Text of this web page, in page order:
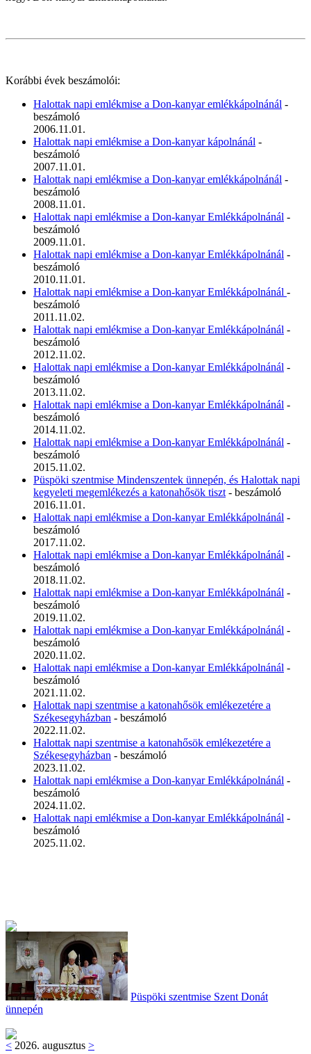
Korábbi évek beszámolói:
Halottak napi emlékmise a Don-kanyar emlékkápolnánál -
beszámoló
2006.11.01.
Halottak napi emlékmise a Don-kanyar kápolnánál -
beszámoló
2007.11.01.
Halottak napi emlékmise a Don-kanyar emlékkápolnánál -
beszámoló
2008.11.01.
Halottak napi emlékmise a Don-kanyar Emlékkápolnánál -
beszámoló
2009.11.01.
Halottak napi emlékmise a Don-kanyar Emlékkápolnánál -
beszámoló
2010.11.01.
Halottak napi emlékmise a Don-kanyar Emlékkápolnánál -
beszámoló
2011.11.02.
Halottak napi emlékmise a Don-kanyar Emlékkápolnánál -
beszámoló
2012.11.02.
Halottak napi emlékmise a Don-kanyar Emlékkápolnánál -
beszámoló
2013.11.02.
Halottak napi emlékmise a Don-kanyar Emlékkápolnánál -
beszámoló
2014.11.02.
Halottak napi emlékmise a Don-kanyar Emlékkápolnánál -
beszámoló
2015.11.02.
Püspöki szentmise Mindenszentek ünnepén, és Halottak napi
kegyeleti megemlékezés a katonahősök tiszt - beszámoló
2016.11.01.
Halottak napi emlékmise a Don-kanyar Emlékkápolnánál -
beszámoló
2017.11.02.
Halottak napi emlékmise a Don-kanyar Emlékkápolnánál -
beszámoló
2018.11.02.
Halottak napi emlékmise a Don-kanyar Emlékkápolnánál -
beszámoló
2019.11.02.
Halottak napi emlékmise a Don-kanyar Emlékkápolnánál -
beszámoló
2020.11.02.
Halottak napi emlékmise a Don-kanyar Emlékkápolnánál -
beszámoló
2021.11.02.
Halottak napi szentmise a katonahősök emlékezetére a
Székesegyházban - beszámoló
2022.11.02.
Halottak napi szentmise a katonahősök emlékezetére a
Székesegyházban - beszámoló
2023.11.02.
Halottak napi emlékmise a Don-kanyar Emlékkápolnánál -
beszámoló
2024.11.02.
Halottak napi emlékmise a Don-kanyar Emlékkápolnánál -
beszámoló
2025.11.02.
Püspöki szentmise Szent Donát
ünnepén
< 2026. augusztus >